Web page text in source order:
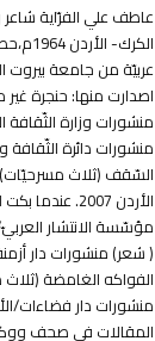
عاطف علي الفرّاية
منشورات وزارة
منشورات دائرة الثّقافة
السّقف (ثلاث مسرحيّات)
الأردن 2007.
الفواكه الغامضة
المقالات في صحف